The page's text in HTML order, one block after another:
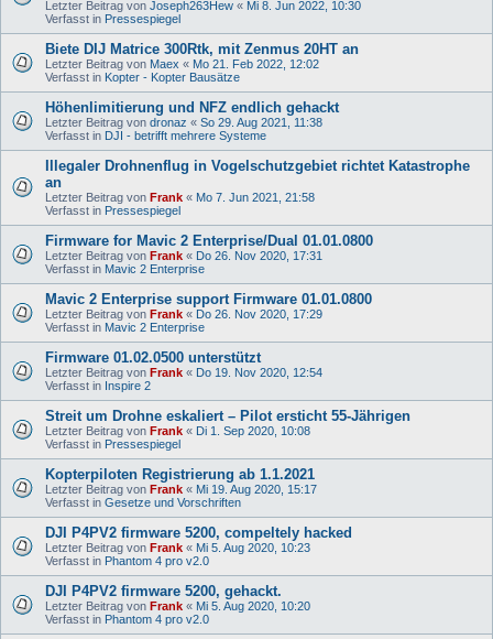
Letzter Beitrag von Joseph263Hew « Mi 8. Jun 2022, 10:30
Verfasst in Pressespiegel
Biete DIJ Matrice 300Rtk, mit Zenmus 20HT an
Letzter Beitrag von Maex « Mo 21. Feb 2022, 12:02
Verfasst in Kopter - Kopter Bausätze
Höhenlimitierung und NFZ endlich gehackt
Letzter Beitrag von dronaz « So 29. Aug 2021, 11:38
Verfasst in DJI - betrifft mehrere Systeme
Illegaler Drohnenflug in Vogelschutzgebiet richtet Katastrophe
an
Letzter Beitrag von Frank « Mo 7. Jun 2021, 21:58
Verfasst in Pressespiegel
Firmware for Mavic 2 Enterprise/Dual 01.01.0800
Letzter Beitrag von Frank « Do 26. Nov 2020, 17:31
Verfasst in Mavic 2 Enterprise
Mavic 2 Enterprise support Firmware 01.01.0800
Letzter Beitrag von Frank « Do 26. Nov 2020, 17:29
Verfasst in Mavic 2 Enterprise
Firmware 01.02.0500 unterstützt
Letzter Beitrag von Frank « Do 19. Nov 2020, 12:54
Verfasst in Inspire 2
Streit um Drohne eskaliert – Pilot ersticht 55-Jährigen
Letzter Beitrag von Frank « Di 1. Sep 2020, 10:08
Verfasst in Pressespiegel
Kopterpiloten Registrierung ab 1.1.2021
Letzter Beitrag von Frank « Mi 19. Aug 2020, 15:17
Verfasst in Gesetze und Vorschriften
DJI P4PV2 firmware 5200, compeltely hacked
Letzter Beitrag von Frank « Mi 5. Aug 2020, 10:23
Verfasst in Phantom 4 pro v2.0
DJI P4PV2 firmware 5200, gehackt.
Letzter Beitrag von Frank « Mi 5. Aug 2020, 10:20
Verfasst in Phantom 4 pro v2.0